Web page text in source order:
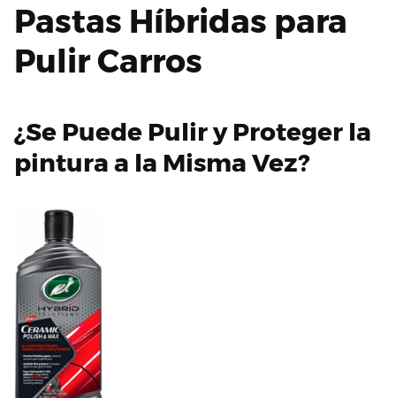
Pastas Híbridas para
Pulir Carros
¿Se Puede Pulir y Proteger la
pintura a la Misma Vez?